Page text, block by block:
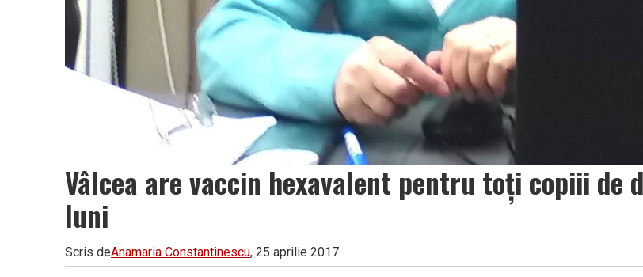
Vâlcea are vaccin hexavalent pentru toți copiii de
luni
Scris deAnamaria Constantinescu, 25 aprilie 2017